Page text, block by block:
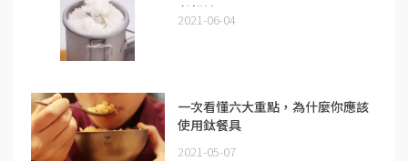
煮飯神器
2021-06-04
一次看懂六大重點，為什麼你應該
使用鈦餐具
2021-05-07